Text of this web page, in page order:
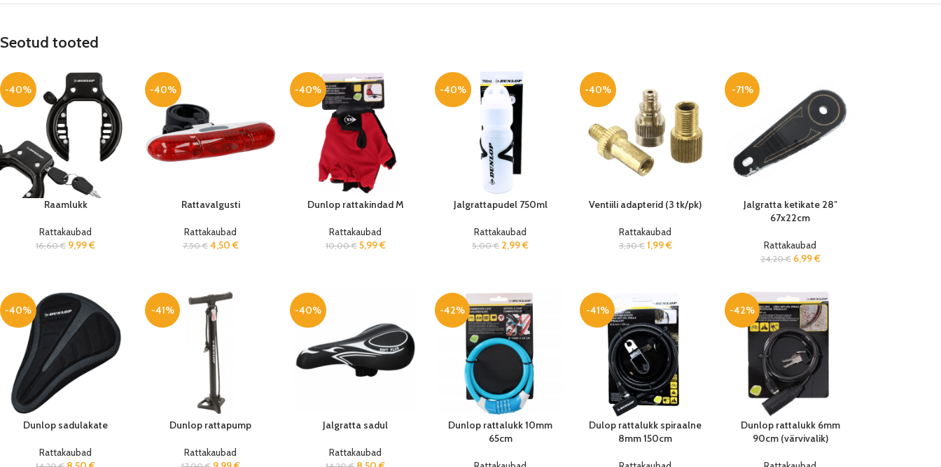
Seotud tooted
-40%
Raamlukk
Rattakaubad
16,60€ 9,99€
-40%
Rattavalgusti
Rattakaubad
7,50€ 4,50 €
-40%
Dunlop rattakindad M
Rattakaubad
10,00€ 5,99€
-40%
Jalgrattapudel 750ml
Rattakaubad
5,00€ 2,99€
-40%
Ventiili adapterid (3 tk/pk)
Rattakaubad
3,30€ 1,99€
-71%
Jalgratta ketikate 28″
67x22cm
Rattakaubad
24,20€ 6,99€
-40%
Dunlop sadulakate
Rattakaubad
-41%
Dunlop rattapump
Rattakaubad
-40%
Jalgratta sadul
Rattakaubad
-42%
Dunlop rattalukk 10mm
65cm
-41%
Dulop rattalukk spiraalne
8mm 150cm
-42%
Dunlop rattalukk 6mm
90cm (värvivalik)